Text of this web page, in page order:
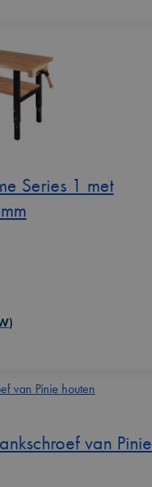
Series 1 met
van Pinie